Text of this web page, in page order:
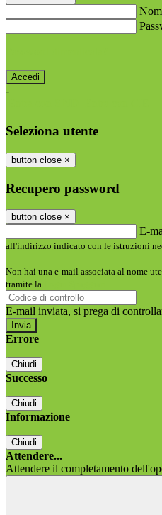
-
Seleziona utente
button close ×
Recupero password
button close ×
E-
all'indirizzo indicato con le istruzioni
Non hai una e-mail associata al nome
tramite la
E-mail inviata, si prega di
Errore
Chiudi
Successo
Chiudi
Informazione
Chiudi
Attendere...
Attendere il completamento